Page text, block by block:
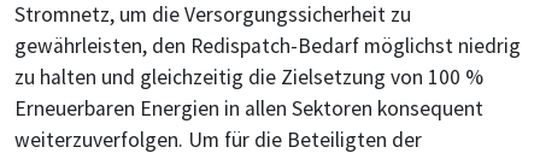
Stromnetz, um die Versorgungssicherheit zu
gewährleisten, den Redispatch-Bedarf möglichst niedrig
zu halten und gleichzeitig die Zielsetzung von 100 %
Erneuerbaren Energien in allen Sektoren konsequent
weiterzuverfolgen. Um für die Beteiligten der